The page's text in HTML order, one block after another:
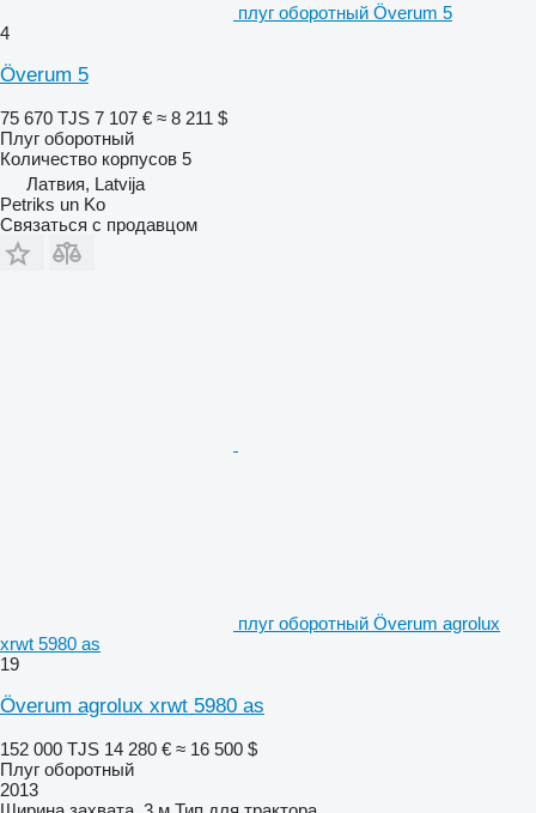
плуг оборотный Överum 5
4
Överum 5
75 670 TJS 7 107 € ≈ 8 211 $
Плуг оборотный
Количество корпусов 5
Латвия, Latvija
Petriks un Ko
Связаться с продавцом
плуг оборотный Överum agrolux
xrwt 5980 as
19
Överum agrolux xrwt 5980 as
152 000 TJS 14 280 € ≈ 16 500 $
Плуг оборотный
2013